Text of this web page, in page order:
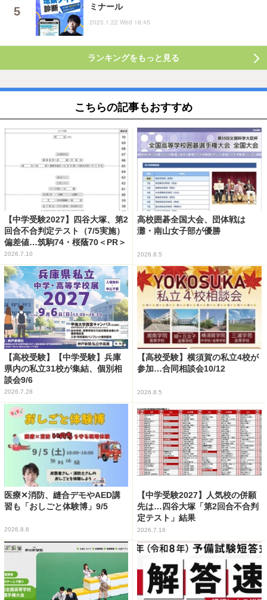
ミナール
2025.1.22 Wed 18:45
ランキングをもっと見る
こちらの記事もおすすめ
【中学受験2027】四谷大塚、第2
回合不合判定テスト（7/5実施）
偏差値…筑駒74・桜蔭70＜PR＞
2026.7.10
高校囲碁全国大会、団体戦は
灘・南山女子部が優勝
2026.8.5
【高校受験】【中学受験】兵庫
県内の私立31校が集結、個別相
談会9/6
2026.7.28
【高校受験】横須賀の私立4校が
参加…合同相談会10/12
2026.8.5
医療✕消防、縫合デモやAED講
習も「おしごと体験博」9/5
2026.8.6
【中学受験2027】人気校の併願
先は…四谷大塚「第2回合不合判
定テスト」結果
2026.7.16